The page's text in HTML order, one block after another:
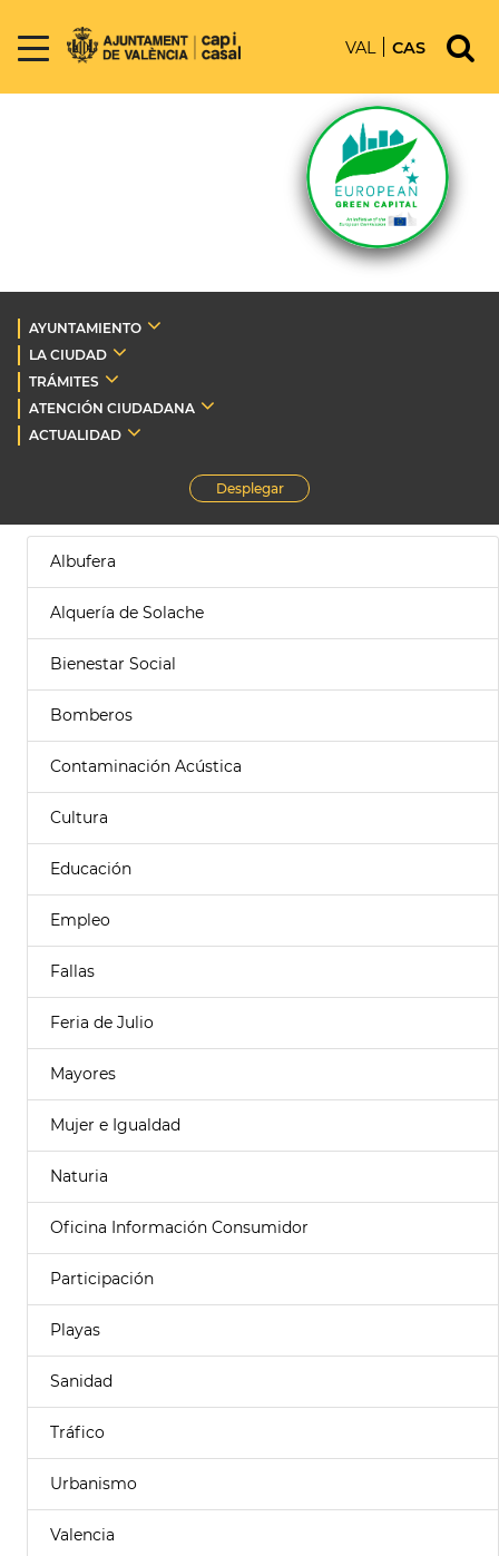
VAL CAS
AYUNTAMIENTO
LA CIUDAD
TRÁMITES
ATENCIÓN CIUDADANA
ACTUALIDAD
Desplegar
Albufera
Alquería de Solache
Bienestar Social
Bomberos
Contaminación Acústica
Cultura
Educación
Empleo
Fallas
Feria de Julio
Mayores
Mujer e Igualdad
Naturia
Oficina Información Consumidor
Participación
Playas
Sanidad
Tráfico
Urbanismo
Valencia